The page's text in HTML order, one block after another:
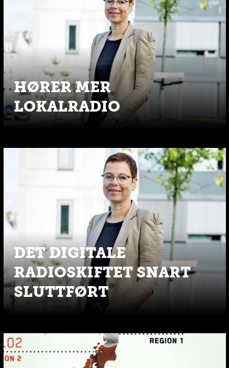
HØRER MER
LOKALRADIO
DET DIGITALE
RADIOSKIFTET SNART
SLUTTFØRT